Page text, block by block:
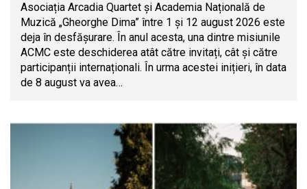
Asociația Arcadia Quartet și Academia Națională de
Muzică „Gheorghe Dima” între 1 și 12 august 2026 este
deja în desfășurare. În anul acesta, una dintre misiunile
ACMC este deschiderea atât către invitați, cât și către
participanții internaționali. În urma acestei inițieri, în data
de 8 august va avea…